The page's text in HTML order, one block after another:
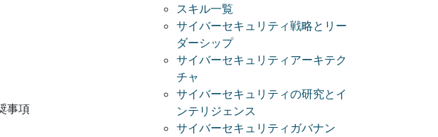
事項
スキル一覧
サイバーセキュリティ戦略とリー
ダーシップ
サイバーセキュリティアーキテク
チャ
サイバーセキュリティの研究とイ
ンテリジェンス
サイバーセキュリティガバナン